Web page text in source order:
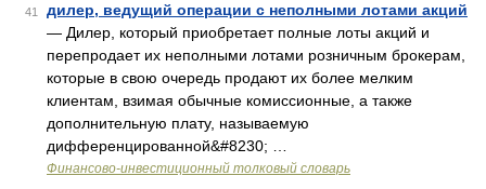
41
дилер, ведущий операции с неполными лотами акций
— Дилер, который приобретает полные лоты акций и
перепродает их неполными лотами розничным брокерам,
которые в свою очередь продают их более мелким
клиентам, взимая обычные комиссионные, а также
дополнительную плату, называемую
дифференцированной&#8230; …
Финансово-инвестиционный толковый словарь